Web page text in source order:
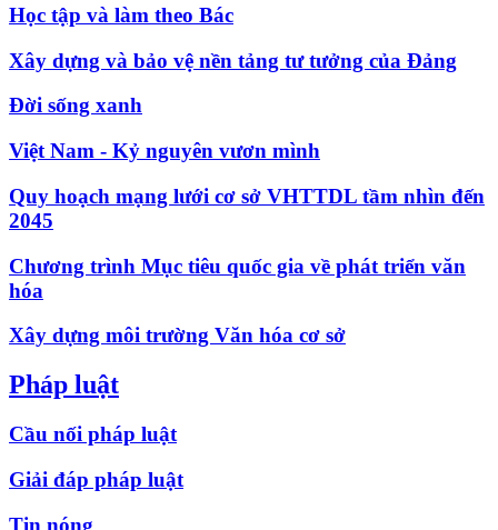
Học tập và làm theo Bác
Xây dựng và bảo vệ nền tảng tư tưởng của Đảng
Đời sống xanh
Việt Nam - Kỷ nguyên vươn mình
Quy hoạch mạng lưới cơ sở VHTTDL tầm nhìn đến
2045
Chương trình Mục tiêu quốc gia về phát triển văn
hóa
Xây dựng môi trường Văn hóa cơ sở
Pháp luật
Cầu nối pháp luật
Giải đáp pháp luật
Tin nóng